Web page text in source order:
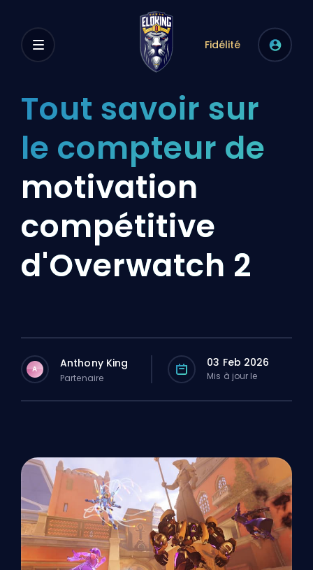
Fidélité
Tout savoir sur
le compteur de
motivation
compétitive
d'Overwatch 2
A Anthony King
Partenaire
03 Feb 2026
Mis à jour le